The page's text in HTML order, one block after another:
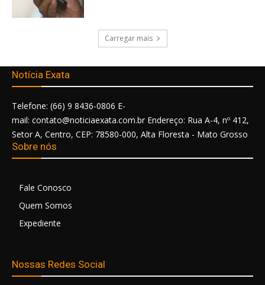
Carregar mais
Notícia Exata
Telefone: (66) 9 8436-0806 E-
mail: contato@noticiaexata.com.br Endereço: Rua A-4, nº 412,
Setor A, Centro, CEP: 78580-000, Alta Floresta - Mato Grosso
Sobre nós
Fale Conosco
Quem Somos
Expediente
Nossas Redes Social